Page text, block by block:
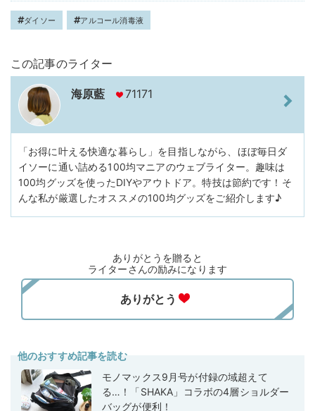
ダイソー アルコール消毒液
この記事のライター
海原藍 71171
「お得に叶える快適な暮らし」を目指しながら、ほぼ毎日ダ
イソーに通い詰める100均マニアのウェブライター。趣味は
100均グッズを使ったDIYやアウトドア。特技は節約です！そ
んな私が厳選したオススメの100均グッズをご紹介します♪
ありがとうを贈ると
ライターさんの励みになります
他のおすすめ記事を読む
モノマックス9月号が付録の域超えて
る…！「SHAKA」コラボの4層ショルダー
バッグが便利！